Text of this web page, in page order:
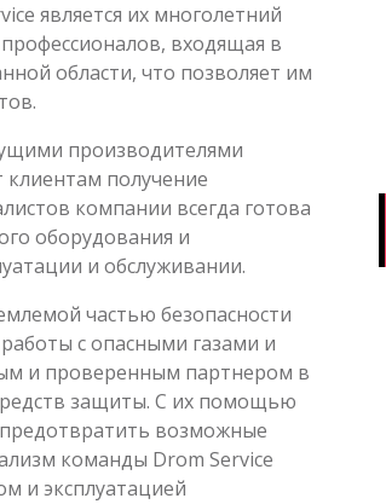
является их многолетний
входящая в
области, что позволяет им
производителями
клиентам получение
компании всегда готова
оборудования и
и обслуживании.
частью безопасности
с опасными газами и
и проверенным партнером в
защиты. С их помощью
возможные
команды Drom Service
и эксплуатацией